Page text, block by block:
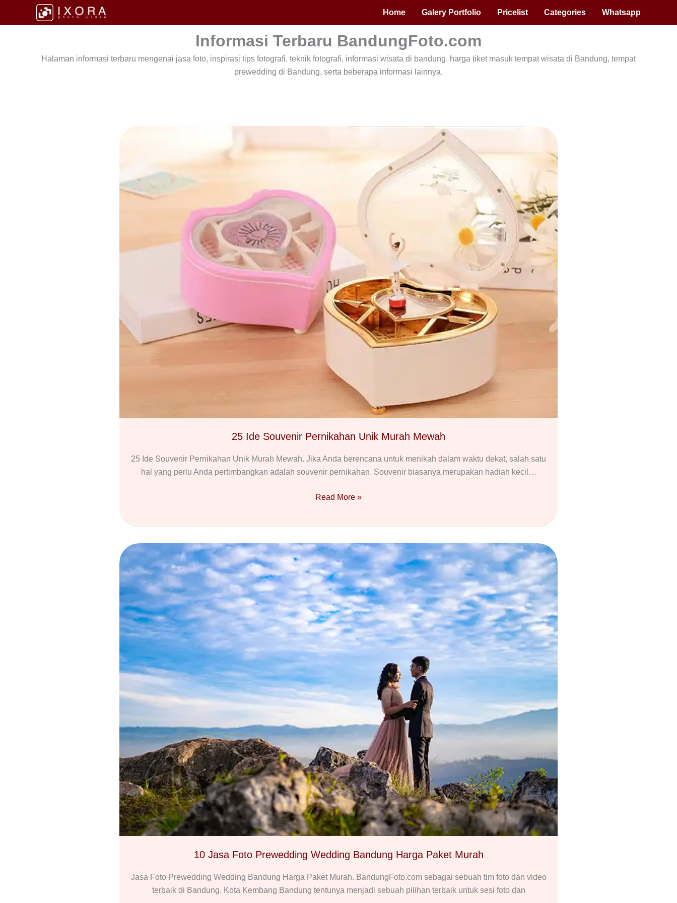
Home Galery Portfolio Pricelist Categories Whatsapp
Informasi Terbaru BandungFoto.com
Halaman informasi terbaru mengenai jasa foto, inspirasi tips fotografi, teknik fotografi, informasi wisata di bandung, harga tiket masuk tempat wisata di Bandung, tempat
prewedding di Bandung, serta beberapa informasi lainnya.
25 Ide Souvenir Pernikahan Unik Murah Mewah
25 Ide Souvenir Pernikahan Unik Murah Mewah. Jika Anda berencana untuk menikah dalam waktu dekat, salah satu
hal yang perlu Anda pertimbangkan adalah souvenir pernikahan. Souvenir biasanya merupakan hadiah kecil…
25
Unik
Murah
Mewah
Read More »
10 Jasa Foto Prewedding Wedding Bandung Harga Paket Murah
Jasa Foto Prewedding Wedding Bandung Harga Paket Murah. BandungFoto.com sebagai sebuah tim foto dan video
terbaik di Bandung. Kota Kembang Bandung tentunya menjadi sebuah pilihan terbaik untuk sesi foto dan